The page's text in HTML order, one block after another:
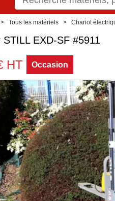
Tous les matériels Chariot
STILL EXD-SF #5911
HT Occasion